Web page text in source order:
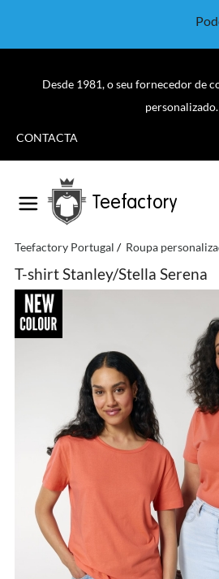
Desde 1981, o seu fornecedor de
personalizado.
CONTACTA
Teefactory
Teefactory Portugal Roupa
T-shirt Stanley/Stella Serena